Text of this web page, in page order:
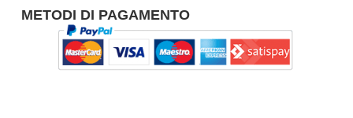
METODI DI PAGAMENTO